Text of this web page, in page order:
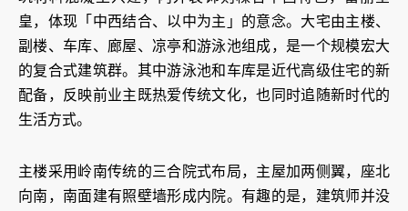
皇，体现「中西结合、以中为主」的意念。大宅由主楼、
副楼、车库、廊屋、凉亭和游泳池组成，是一个规模宏大
的复合式建筑群。其中游泳池和车库是近代高级住宅的新
配备，反映前业主既热爱传统文化，也同时追随新时代的
生活方式。
主楼采用岭南传统的三合院式布局，主屋加两侧翼，座北
向南，南面建有照壁墙形成内院。有趣的是，建筑师并没